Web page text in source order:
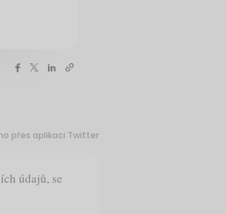
přes aplikaci Twitter
údajů, se